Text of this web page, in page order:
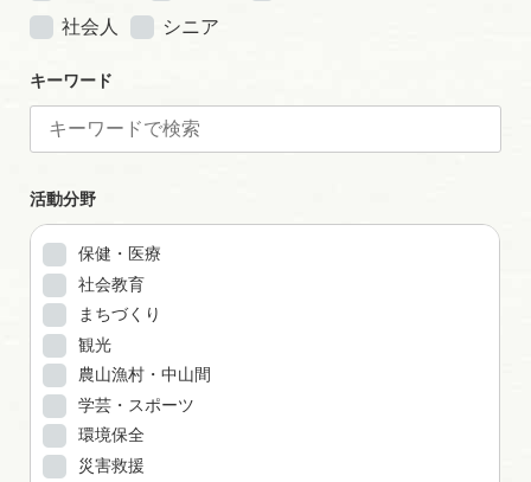
社会人
シニア
キーワード
活動分野
保健・医療
社会教育
まちづくり
観光
農山漁村・中山間
学芸・スポーツ
環境保全
災害救援